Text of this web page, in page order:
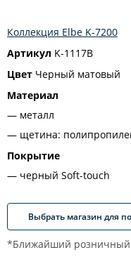
Коллекция Elbe K-7200
Артикул K-1117B
Цвет Черный матовый
Материал
металл
щетина:
Покрытие
черный Soft-touch
Выбрать магазин для
*Ближайший розничный